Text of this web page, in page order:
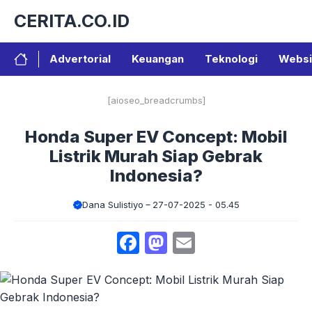
isi
CERITA.CO.ID
Advertorial Keuangan Teknologi
[aioseo_breadcrumbs]
Honda Super EV Concept: Mobil
Listrik Murah Siap Gebrak
Indonesia?
Dana Sulistiyo 27-07-2025 - 05.45
Facebook
Mastodon